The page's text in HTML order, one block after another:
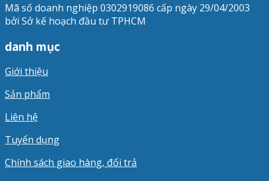
Mã số doanh nghiệp 0302919086 cấp ngày 29/04/2003
bởi Sở kế hoạch đầu tư TPHCM
danh mục
Giới thiệu
Sản phẩm
Liên hệ
Tuyển dụng
Chính sách giao hàng, đổi trả